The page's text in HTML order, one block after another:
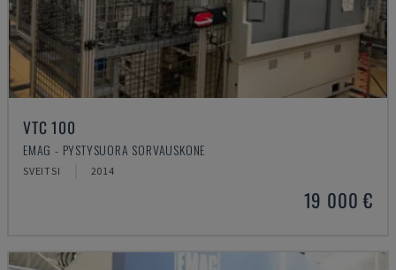
VTC 100
EMAG - PYSTYSUORA SORVAUSKONE
SVEITSI 2014
19 000 €